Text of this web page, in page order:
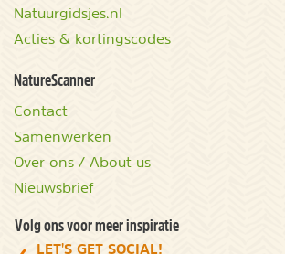
Natuurgidsjes.nl
Acties & kortingscodes
NatureScanner
Contact
Samenwerken
Over ons / About us
Nieuwsbrief
Volg ons voor meer inspiratie
LET'S GET SOCIAL!